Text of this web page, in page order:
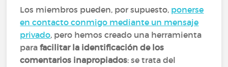
Los miembros pueden, por supuesto, ponerse
en contacto conmigo mediante un mensaje
privado, pero hemos creado una herramienta
parafacilitar la identificación de los
comentarios inapropiados: se trata del